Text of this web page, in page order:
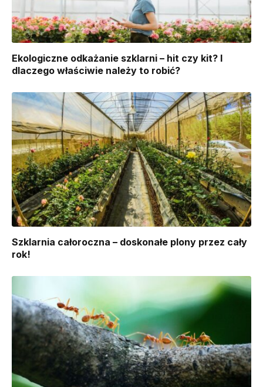
Ekologiczne odkażanie szklarni – hit czy kit? I
dlaczego właściwie należy to robić?
Szklarnia całoroczna – doskonałe plony przez cały
rok!